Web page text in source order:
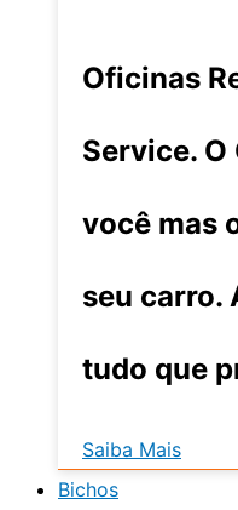
Oficinas
Service.
você mas
seu carro.
tudo que
Saiba Mais
Bichos